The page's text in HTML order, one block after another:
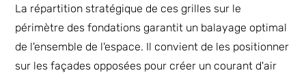
La répartition stratégique de ces grilles sur le
périmètre des fondations garantit un balayage optimal
de l'ensemble de l'espace. Il convient de les positionner
sur les façades opposées pour créer un courant d'air